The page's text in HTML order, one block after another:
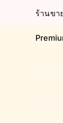
ร้านขา